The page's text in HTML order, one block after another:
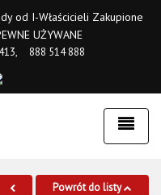
od I-Właścicieli Zakupione
UŻYWANE
888 514 888
Powrót do listy